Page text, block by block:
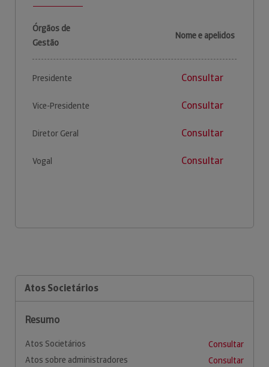
Órgãos de
Gestão
Nome e apelidos
Presidente Consultar
Vice-Presidente Consultar
Diretor Geral Consultar
Vogal Consultar
Atos Societários
Resumo
Atos Societários
Consultar
Atos sobre administradores
Consultar